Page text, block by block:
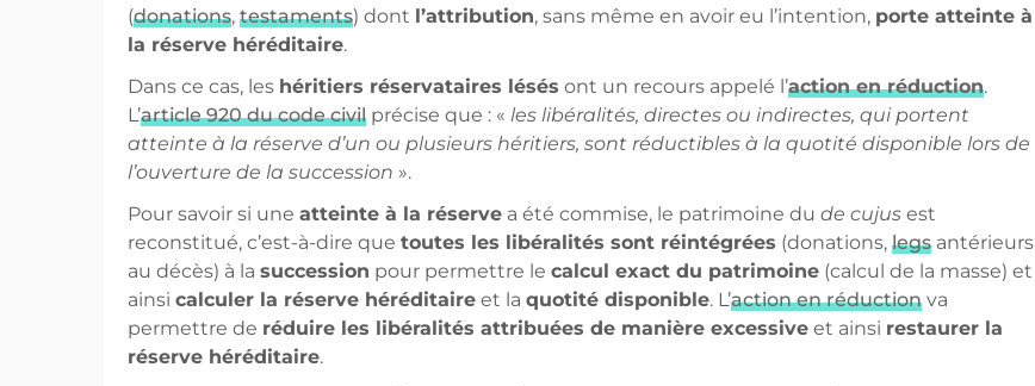
(donations, testaments) dont l’attribution, sans même en avoir eu l’intention, porte atteinte à
la réserve héréditaire.
Dans ce cas, les héritiers réservataires lésés ont un recours appelé l’action en réduction.
L’article 920 du code civil précise que : « les libéralités, directes ou indirectes, qui portent
atteinte à la réserve d’un ou plusieurs héritiers, sont réductibles à la quotité disponible lors de
l’ouverture de la succession ».
Pour savoir si une atteinte à la réserve a été commise, le patrimoine du de cujus est
reconstitué, c’est-à-dire que toutes les libéralités sont réintégrées (donations, legs antérieurs
au décès) à la succession pour permettre le calcul exact du patrimoine (calcul de la masse) et
ainsi calculer la réserve héréditaire et la quotité disponible. L’action en réduction va
permettre de réduire les libéralités attribuées de manière excessive et ainsi restaurer la
réserve héréditaire.